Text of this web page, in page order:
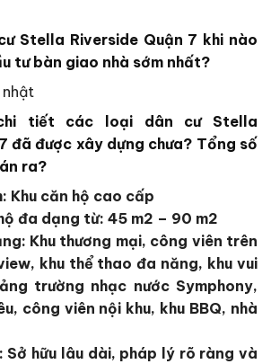
Stella Riverside Quận 7 khi nào
tư bàn giao nhà sớm nhất?
nhật
tiết các loại dân cư Stella
đã được xây dựng chưa? Tổng số
ra?
Khu căn hộ cao cấp
đa dạng từ: 45 m2 – 90 m2
Khu thương mại, công viên trên
khu thể thao đa năng, khu vui
trường nhạc nước Symphony,
công viên nội khu, khu BBQ, nhà
Sở hữu lâu dài, pháp lý rõ ràng và